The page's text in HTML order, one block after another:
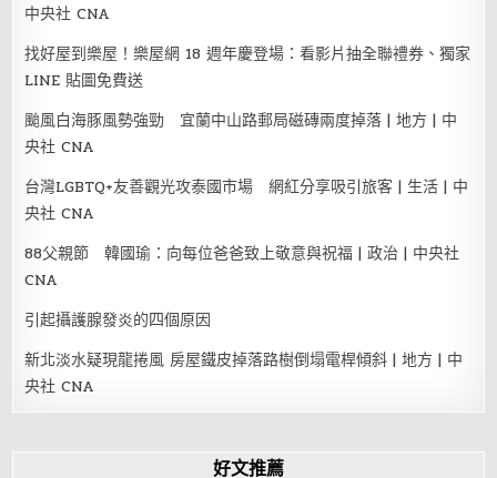
中央社 CNA
找好屋到樂屋！樂屋網 18 週年慶登場：看影片抽全聯禮券、獨家
LINE 貼圖免費送
颱風白海豚風勢強勁 宜蘭中山路郵局磁磚兩度掉落 | 地方 | 中
央社 CNA
台灣LGBTQ+友善觀光攻泰國市場 網紅分享吸引旅客 | 生活 | 中
央社 CNA
88父親節 韓國瑜：向每位爸爸致上敬意與祝福 | 政治 | 中央社
CNA
引起攝護腺發炎的四個原因
新北淡水疑現龍捲風 房屋鐵皮掉落路樹倒塌電桿傾斜 | 地方 | 中
央社 CNA
好文推薦